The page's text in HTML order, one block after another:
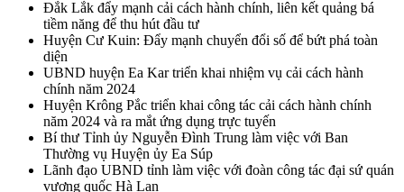
Đắk Lắk đẩy mạnh cải cách hành chính, liên kết quảng bá
tiềm năng để thu hút đầu tư
Huyện Cư Kuin: Đẩy mạnh chuyển đổi số để bứt phá toàn
diện
UBND huyện Ea Kar triển khai nhiệm vụ cải cách hành
chính năm 2024
Huyện Krông Pắc triển khai công tác cải cách hành chính
năm 2024 và ra mắt ứng dụng trực tuyến
Bí thư Tỉnh ủy Nguyễn Đình Trung làm việc với Ban
Thường vụ Huyện ủy Ea Súp
Lãnh đạo UBND tỉnh làm việc với đoàn công tác đại sứ quán
vương quốc Hà Lan